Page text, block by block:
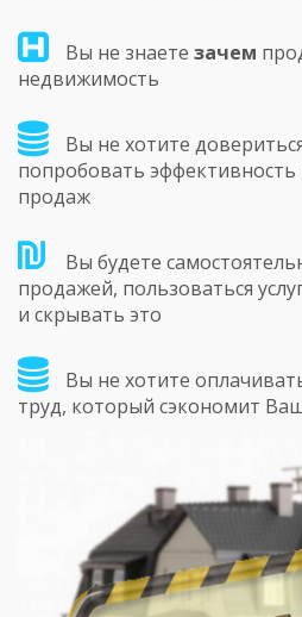
Вы не знаете зачем
недвижимость
Вы не хотите
попробовать
продаж
Вы будете
продажей, пользоваться
и скрывать это
Вы не хотите
труд, который сэкономит